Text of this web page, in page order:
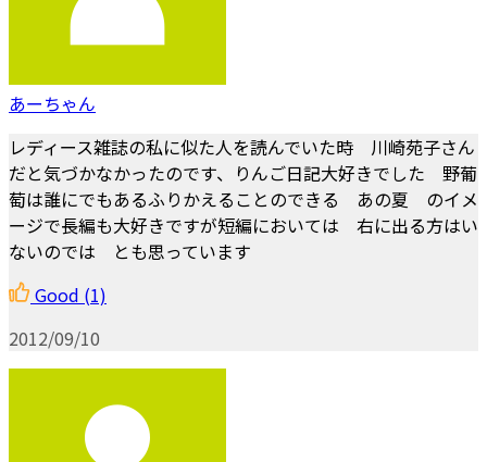
あーちゃん
レディース雑誌の私に似た人を読んでいた時 川崎苑子さん
だと気づかなかったのです、りんご日記大好きでした 野葡
萄は誰にでもあるふりかえることのできる あの夏 のイメ
ージで長編も大好きですが短編においては 右に出る方はい
ないのでは とも思っています
Good (1)
2012/09/10